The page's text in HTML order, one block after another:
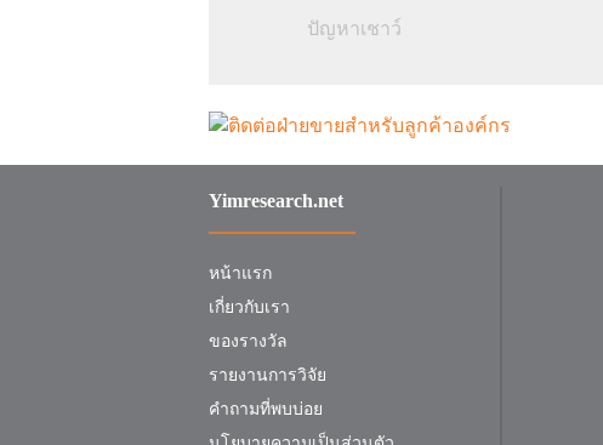
ปัญหาเชาว์
Yimresearch.net
หน้าแรก
เกี่ยวกับเรา
ของรางวัล
รายงานการวิจัย
คำถามที่พบบ่อย